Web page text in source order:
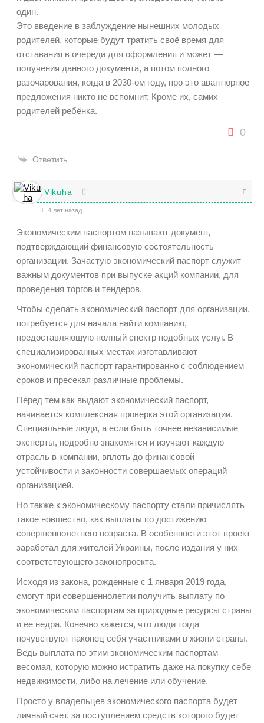
один.
Это введение в заблуждение нынешних молодых
родителей, которые будут тратить своё время для
отставания в очереди для оформления и может —
получения данного документа, а потом полного
разочарования, когда в 2030-ом году, про это авантюрное
предложения никто не вспомнит. Кроме их, самих
родителей ребёнка.
0
Ответить
Vikuha
4 лет назад
Экономическим паспортом называют документ,
подтверждающий финансовую состоятельность
организации. Зачастую экономический паспорт служит
важным документов при выпуске акций компании, для
проведения торгов и тендеров.
Чтобы сделать экономический паспорт для организации,
потребуется для начала найти компанию,
предоставляющую полный спектр подобных услуг. В
специализированных местах изготавливают
экономический паспорт гарантированно с соблюдением
сроков и пресекая различные проблемы.
Перед тем как выдают экономический паспорт,
начинается комплексная проверка этой организации.
Специальные люди, а если быть точнее независимые
эксперты, подробно знакомятся и изучают каждую
отрасль в компании, вплоть до финансовой
устойчивости и законности совершаемых операций
организацией.
Но также к экономическому паспорту стали причислять
такое новшество, как выплаты по достижению
совершеннолетнего возраста. В особенности этот проект
заработал для жителей Украины, после издания у них
соответствующего законопроекта.
Исходя из закона, рожденные с 1 января 2019 года,
смогут при совершеннолетии получить выплату по
экономическим паспортам за природные ресурсы страны
и ее недра. Конечно кажется, что люди тогда
почувствуют наконец себя участниками в жизни страны.
Ведь выплата по этим экономическим паспортам
весомая, которую можно истратить даже на покупку себе
недвижимости, либо на лечение или обучение.
Просто у владельцев экономического паспорта будет
личный счет, за поступлением средств которого будет